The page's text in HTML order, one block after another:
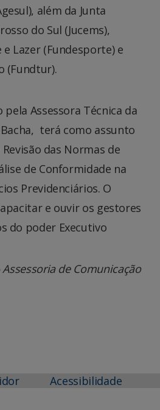
além da Junta
do Sul (Jucems),
Lazer (Fundesporte) e
(Fundtur).
Assessora Técnica da
terá como assunto
das Normas de
de Conformidade na
Previdenciários. O
e ouvir os gestores
do poder Executivo
de Comunicação
Acessibilidade